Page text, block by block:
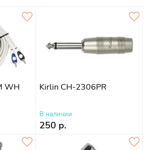
WH Kirlin CH-2306PR
В наличии
250 р.